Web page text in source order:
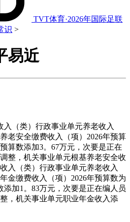
TVT体育·2026年国际足联
识 >
易近
（类）行政事业单元养老收入
老安全缴费收入（项）2026年预算
算数添加3。67万元，次要是正在
整，机关事业单元根基养老安全收
入（类）行政事业单元养老收入
金缴费收入（项）2026年预算数为
添加1。83万元，次要是正在编人员
，机关事业单元职业年金收入添